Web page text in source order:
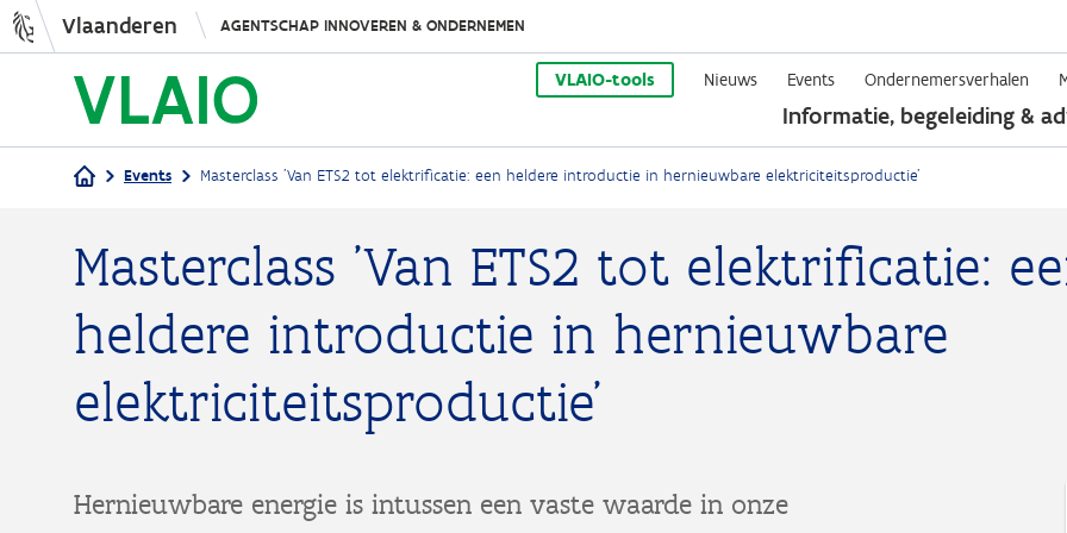
Overslaan
en
naar
de
inhoud
Vlaanderen AGENTSCHAP INNOVEREN & ONDERNEMEN
VLAIO-tools Nieuws Events Ondernemersverhalen
Informatie, begeleiding &
Kruimelpad
Events Masterclass 'Van ETS2 tot elektrificatie: een heldere introductie in hernieuwbare elektriciteitsproductie'
Masterclass 'Van ETS2 tot elektrificatie:
heldere introductie in hernieuwbare
elektriciteitsproductie'
Hernieuwbare energie is intussen een vaste waarde in onze